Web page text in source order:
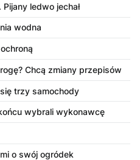
ledwo jechał
wodna
Chcą zmiany przepisów
trzy samochody
wybrali wykonawcę
o swój ogródek